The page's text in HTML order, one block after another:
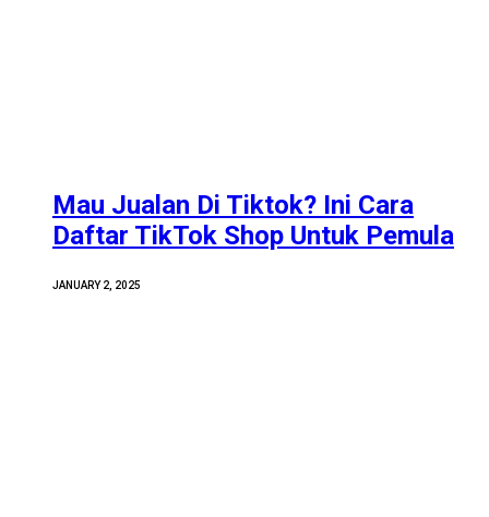
Mau Jualan Di Tiktok? Ini Cara
Daftar TikTok Shop Untuk Pemula
JANUARY 2, 2025